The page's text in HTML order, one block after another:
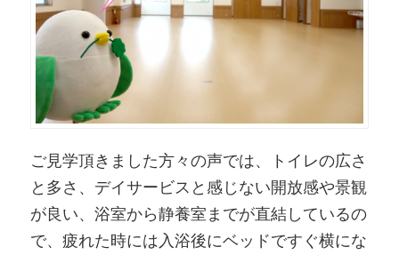
ご見学頂きました方々の声では、トイレの広さ
と多さ、デイサービスと感じない開放感や景観
が良い、浴室から静養室までが直結しているの
で、疲れた時には入浴後にベッドですぐ横にな